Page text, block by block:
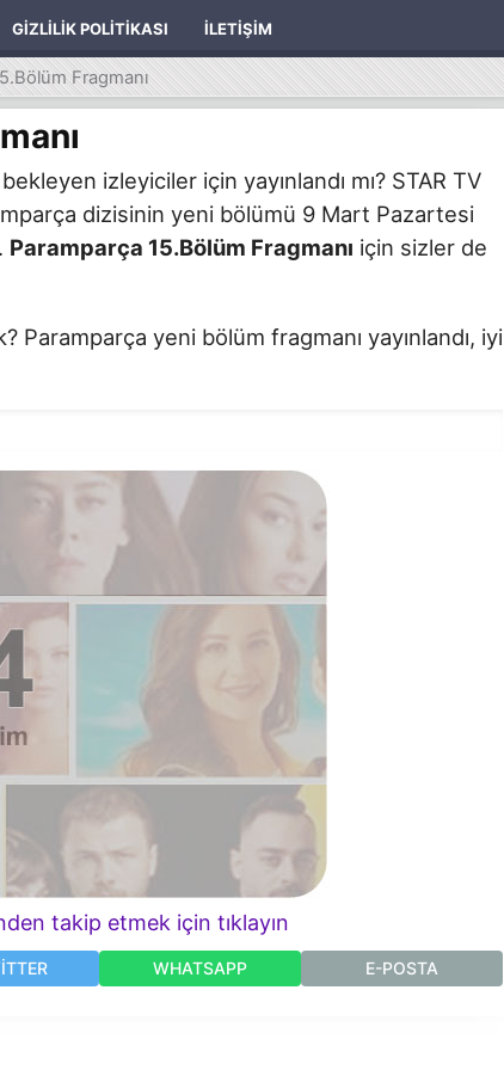
GIZLILIK POLITIKASI İLETIŞIM
Fragmanı
izleyiciler için yayınlandı mı? STAR TV
dizisinin yeni bölümü 9 Mart Pazartesi
Paramparça 15.Bölüm Fragmanı için sizler de
yeni bölüm fragmanı yayınlandı, iyi
takip etmek için tıklayın
WHATSAPP E-POSTA